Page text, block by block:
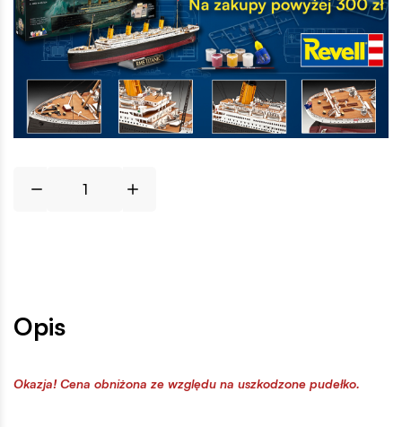
Opis
Okazja! Cena obniżona ze względu na uszkodzone pudełko.